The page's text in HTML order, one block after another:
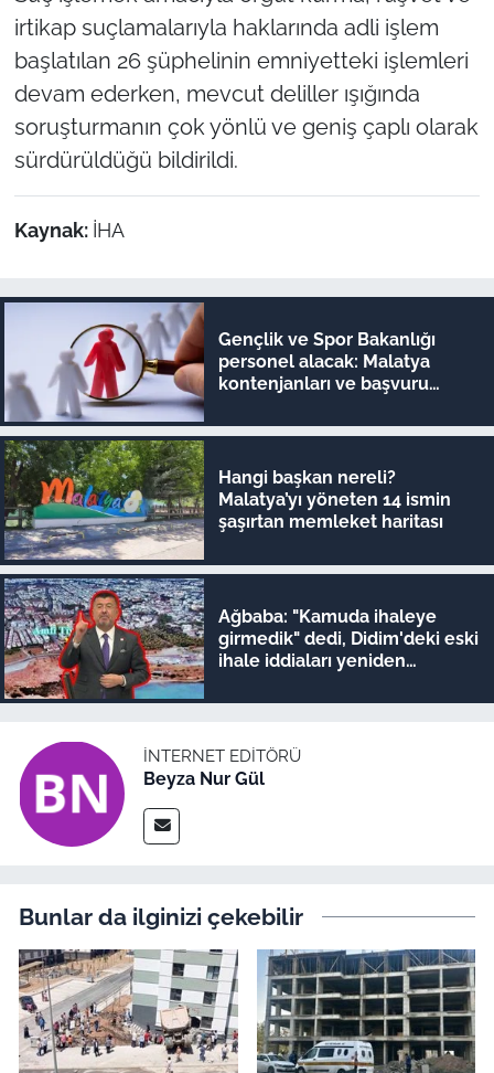
irtikap suçlamalarıyla haklarında adli işlem
başlatılan 26 şüphelinin emniyetteki işlemleri
devam ederken, mevcut deliller ışığında
soruşturmanın çok yönlü ve geniş çaplı olarak
sürdürüldüğü bildirildi.
Kaynak: İHA
Gençlik ve Spor Bakanlığı
personel alacak: Malatya
kontenjanları ve başvuru
Hangi başkan nereli?
Malatya’yı yöneten 14 ismin
şaşırtan memleket haritası
Ağbaba: "Kamuda ihaleye
girmedik" dedi, Didim'deki eski
ihale iddiaları yeniden
İNTERNET EDITÖRÜ
Beyza Nur Gül
Bunlar da ilginizi çekebilir